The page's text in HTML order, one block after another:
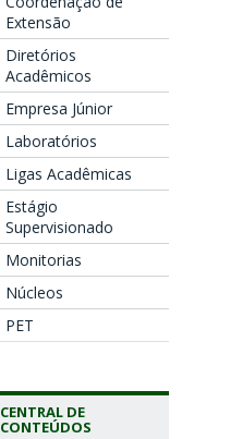
Extensão
Diretórios
Acadêmicos
Empresa Júnior
Laboratórios
Ligas Acadêmicas
Estágio
Supervisionado
Monitorias
Núcleos
PET
CENTRAL DE
CONTEÚDOS